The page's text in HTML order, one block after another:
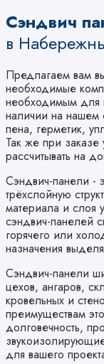
Сэндвич
в
Предлагаем вам
необходимые
необходимым для
наличии на нашем
пена, герметик,
Так же при
рассчитывать на
Сэндвич-панели -
трёхслойную
материала и слоя
сэндвич-панелей
горячего или
назначения
Сэндвич-панели
цехов, ангаров,
кровельных и
преимуществам
долговечность,
для вашего